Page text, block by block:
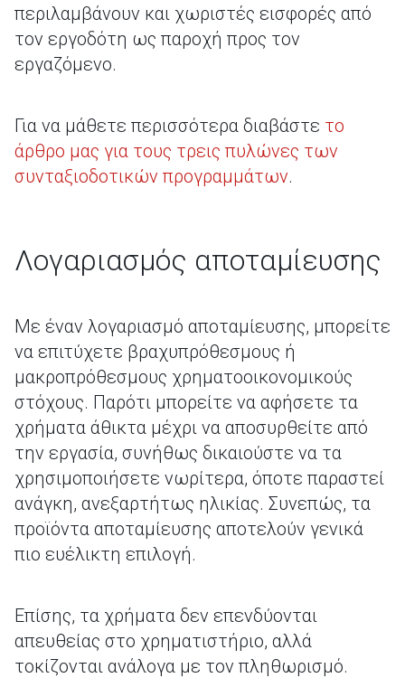
περιλαμβάνουν και χωριστές εισφορές από
τον εργοδότη ως παροχή προς τον
εργαζόμενο.
Για να μάθετε περισσότερα διαβάστε το
άρθρο μας για τους τρεις πυλώνες των
συνταξιοδοτικών προγραμμάτων.
Λογαριασμός αποταμίευσης
Με έναν λογαριασμό αποταμίευσης, μπορείτε
να επιτύχετε βραχυπρόθεσμους ή
μακροπρόθεσμους χρηματοοικονομικούς
στόχους. Παρότι μπορείτε να αφήσετε τα
χρήματα άθικτα μέχρι να αποσυρθείτε από
την εργασία, συνήθως δικαιούστε να τα
χρησιμοποιήσετε νωρίτερα, όποτε παραστεί
ανάγκη, ανεξαρτήτως ηλικίας. Συνεπώς, τα
προϊόντα αποταμίευσης αποτελούν γενικά
πιο ευέλικτη επιλογή.
Επίσης, τα χρήματα δεν επενδύονται
απευθείας στο χρηματιστήριο, αλλά
τοκίζονται ανάλογα με τον πληθωρισμό.